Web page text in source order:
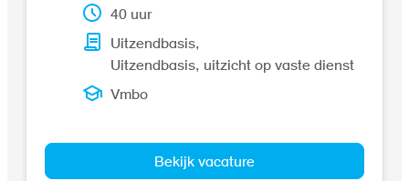
40 uur
Uitzendbasis
Uitzendbasis, uitzicht op vaste dienst
Vmbo
Bekijk vacature